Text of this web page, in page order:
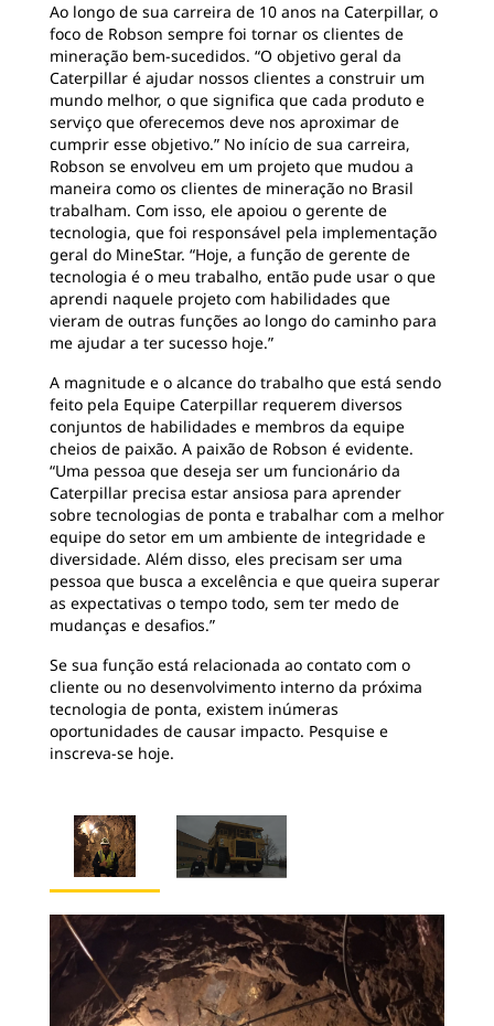
Ao longo de sua carreira de 10 anos na Caterpillar, o
foco de Robson sempre foi tornar os clientes de
mineração bem-sucedidos. “O objetivo geral da
Caterpillar é ajudar nossos clientes a construir um
mundo melhor, o que significa que cada produto e
serviço que oferecemos deve nos aproximar de
cumprir esse objetivo.” No início de sua carreira,
Robson se envolveu em um projeto que mudou a
maneira como os clientes de mineração no Brasil
trabalham. Com isso, ele apoiou o gerente de
tecnologia, que foi responsável pela implementação
geral do MineStar. “Hoje, a função de gerente de
tecnologia é o meu trabalho, então pude usar o que
aprendi naquele projeto com habilidades que
vieram de outras funções ao longo do caminho para
me ajudar a ter sucesso hoje.”
A magnitude e o alcance do trabalho que está sendo
feito pela Equipe Caterpillar requerem diversos
conjuntos de habilidades e membros da equipe
cheios de paixão. A paixão de Robson é evidente.
“Uma pessoa que deseja ser um funcionário da
Caterpillar precisa estar ansiosa para aprender
sobre tecnologias de ponta e trabalhar com a melhor
equipe do setor em um ambiente de integridade e
diversidade. Além disso, eles precisam ser uma
pessoa que busca a excelência e que queira superar
as expectativas o tempo todo, sem ter medo de
mudanças e desafios.”
Se sua função está relacionada ao contato com o
cliente ou no desenvolvimento interno da próxima
tecnologia de ponta, existem inúmeras
oportunidades de causar impacto. Pesquise e
inscreva-se hoje.